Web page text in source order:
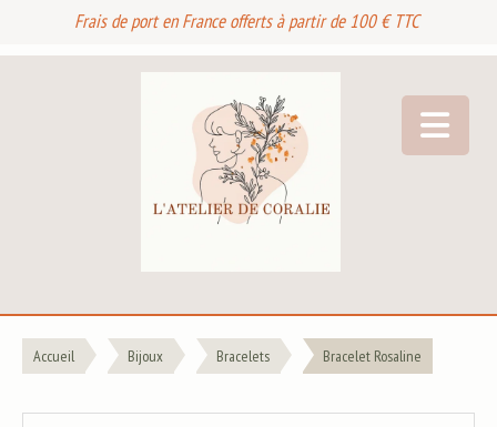
Frais de port en France offerts à partir de 100 € TTC
Accueil Bijoux Bracelets Bracelet Rosaline